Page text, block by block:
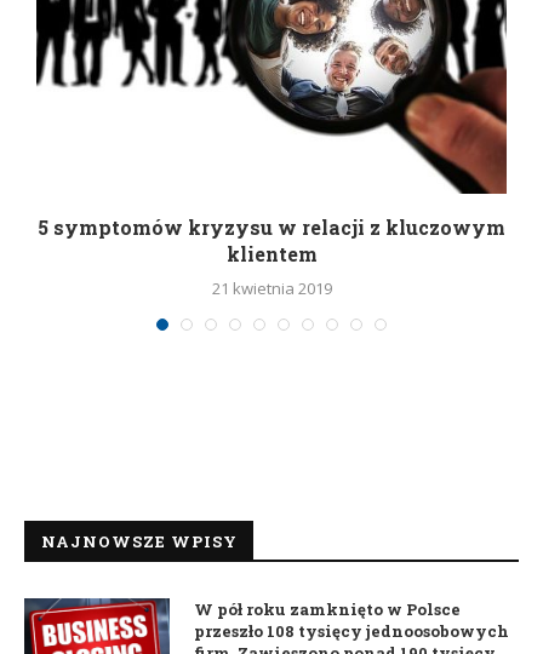
5 symptomów kryzysu w relacji z kluczowym
klientem
21 kwietnia 2019
NAJNOWSZE WPISY
W pół roku zamknięto w Polsce
przeszło 108 tysięcy jednoosobowych